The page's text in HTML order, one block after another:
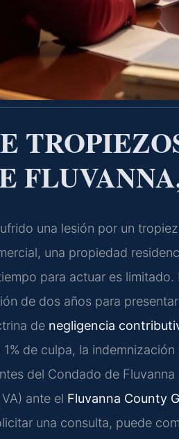
una lesión por un
una propiedad
para actuar es limitado.
de dos años para
de negligencia
de culpa, la
del Condado de
ante el Fluvanna County
una consulta, puede